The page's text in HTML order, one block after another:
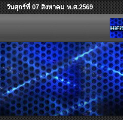
วันศุกร์ที่ 07 สิงหาคม พ.ศ.2569